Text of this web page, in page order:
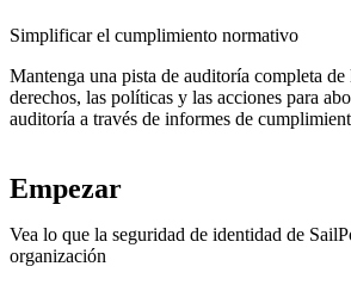
Simplificar el cumplimiento normativo
Mantenga una pista de auditoría completa de
derechos, las políticas y las acciones para
auditoría a través de informes de
Empezar
Vea lo que la seguridad de identidad de
organización